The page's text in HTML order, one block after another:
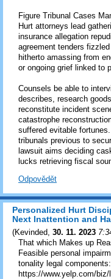
Figure Tribunal Cases
Hurt attorneys lead
insurance allegation
agreement tenders
hitherto amassing from
or ongoing grief linked to
Counsels be able to
describes, research
reconstitute incident
catastrophe
suffered evitable
tribunals previous to
lawsuit aims deciding
lucks retrieving fiscal
Odpovědět
Personalized Hurt
Next Inattention and
(Kevinded, 30. 11. 2023
That which Makes up
Feasible personal
tonality legal components:
https://www.yelp.com/